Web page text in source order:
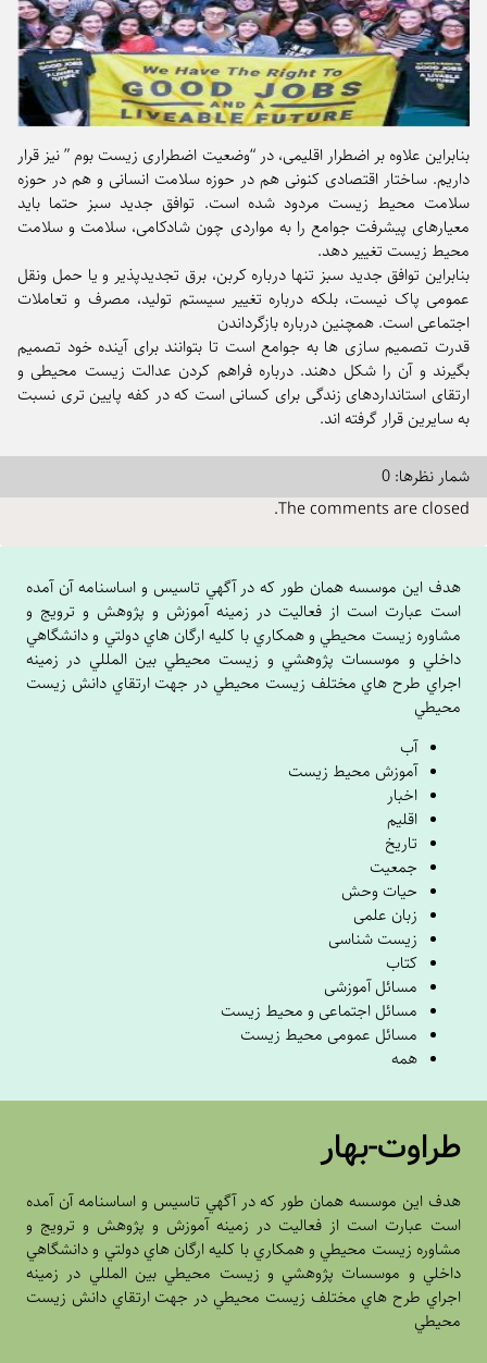
بنابراین علاوه بر اضطرار اقلیمی، در “وضعیت اضطراری زیست بوم ” نیز قرار
داریم. ساختار اقتصادی کنونی هم در حوزه سلامت انسانی و هم در حوزه
سلامت محیط زیست مردود شده است. توافق جدید سبز حتما باید
معیارهای پیشرفت جوامع را به مواردی چون شادکامی، سلامت و سلامت
محیط زیست تغییر دهد.
بنابراین توافق جدید سبز تنها درباره کربن، برق تجدیدپذیر و یا حمل ونقل
عمومی پاک نیست، بلکه درباره تغییر سیستم تولید، مصرف و تعاملات
اجتماعی است. همچنین درباره بازگرداندن
قدرت تصمیم سازی ها به جوامع است تا بتوانند برای آینده خود تصمیم
بگیرند و آن را شکل دهند. درباره فراهم کردن عدالت زیست محیطی و
ارتقای استانداردهای زندگی برای کسانی است که در کفه پایین تری نسبت
به سایرین قرار گرفته اند.
شمار نظرها: 0
The comments are closed.
هدف اين موسسه همان طور که در آگهي تاسيس و اساسنامه آن آمده
است عبارت است از فعاليت در زمينه آموزش و پژوهش و ترويج و
مشاوره زيست محيطي و همکاري با کليه ارگان هاي دولتي و دانشگاهي
داخلي و موسسات پژوهشي و زيست محيطي بين المللي در زمينه
اجراي طرح هاي مختلف زيست محيطي در جهت ارتقاي دانش زيست
محيطي
آب
آموزش محیط زیست
اخبار
اقلیم
تاریخ
جمعیت
حیات وحش
زبان علمی
زیست شناسی
کتاب
مسائل آموزشی
مسائل اجتماعی و محیط زیست
مسائل عمومی محیط زیست
همه
طراوت-بهار
هدف اين موسسه همان طور که در آگهي تاسيس و اساسنامه آن آمده
است عبارت است از فعاليت در زمينه آموزش و پژوهش و ترويج و
مشاوره زيست محيطي و همکاري با کليه ارگان هاي دولتي و دانشگاهي
داخلي و موسسات پژوهشي و زيست محيطي بين المللي در زمينه
اجراي طرح هاي مختلف زيست محيطي در جهت ارتقاي دانش زيست
محيطي